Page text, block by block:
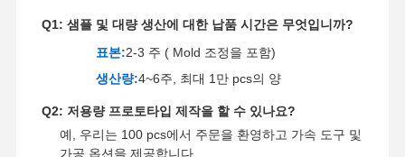
Q1: 샘플 및 대량 생산에 대한 납품 시간은 무엇입니까?
표본:2-3 주 ( Mold 조정을 포함)
생산량:4~6주, 최대 1만 pcs의 양
Q2: 저용량 프로토타입 제작을 할 수 있나요?
예, 우리는 100 pcs에서 주문을 환영하고 가속 도구 및
가공 옵션을 제공합니다.